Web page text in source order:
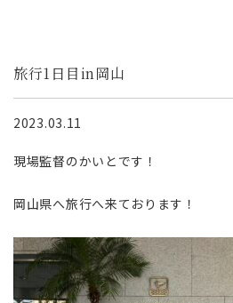
旅行1日目in岡山
2023.03.11
現場監督のかいとです！
岡山県へ旅行へ来ております！